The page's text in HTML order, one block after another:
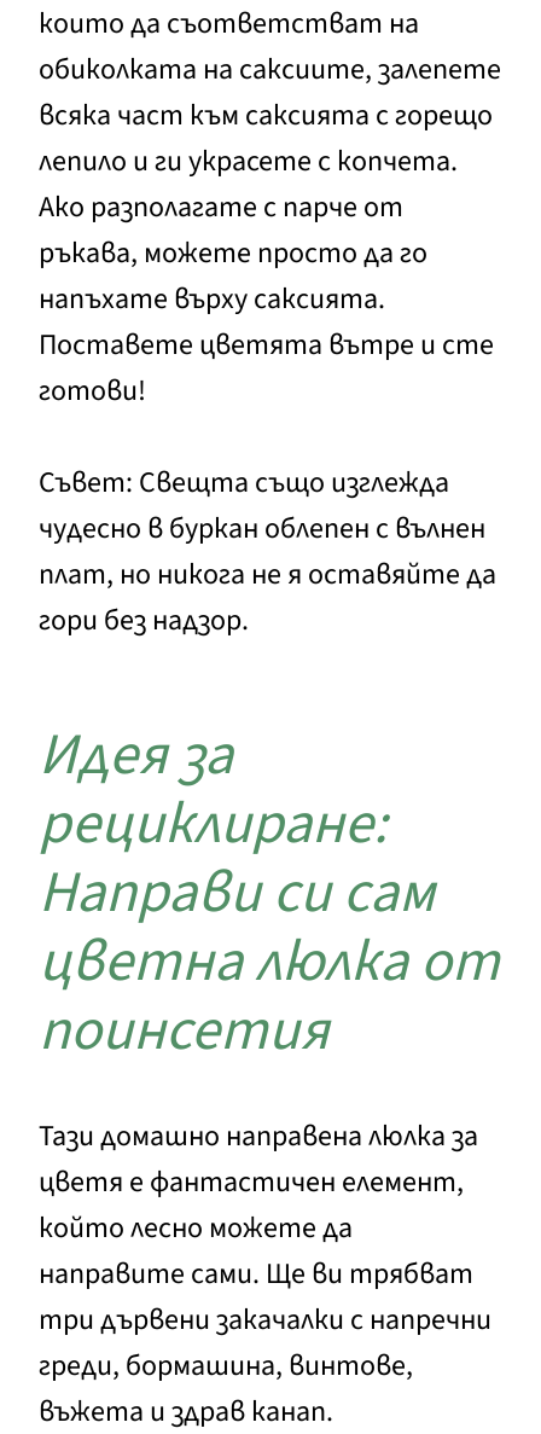
които да съответстват на
обиколката на саксиите, залепете
всяка част към саксията с горещо
лепило и ги украсете с копчета.
Ако разполагате с парче от
ръкава, можете просто да го
напъхате върху саксията.
Поставете цветята вътре и сте
готови!
Съвет: Свещта също изглежда
чудесно в буркан облепен с вълнен
плат, но никога не я оставяйте да
гори без надзор.
Идея за
рециклиране:
Направи си сам
цветна люлка от
поинсетия
Тази домашно направена люлка за
цветя е фантастичен елемент,
който лесно можете да
направите сами. Ще ви трябват
три дървени закачалки с напречни
греди, бормашина, винтове,
въжета и здрав канап.